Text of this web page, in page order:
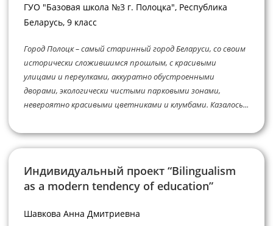
ГУО "Базовая школа №3 г. Полоцка", Республика
Беларусь, 9 класс
Город Полоцк – самый старинный город Беларуси, со своим
исторически сложившимся прошлым, с красивыми
улицами и переулками, аккуратно обустроенными
дворами, экологически чистыми парковыми зонами,
невероятно красивыми цветниками и клумбами. Казалось...
Индивидуальный проект “Bilingualism
as a modern tendency of education”
Шавкова Анна Дмитриевна